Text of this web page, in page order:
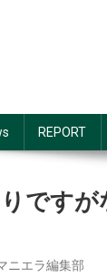
REPORT
ですが
ニエラ編集部